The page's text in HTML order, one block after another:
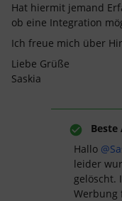
Hat hiermit jemand
ob eine Integration
Ich freue mich über
Liebe Grüße
Saskia
Hallo ​
leider
gelöscht.
Werbung